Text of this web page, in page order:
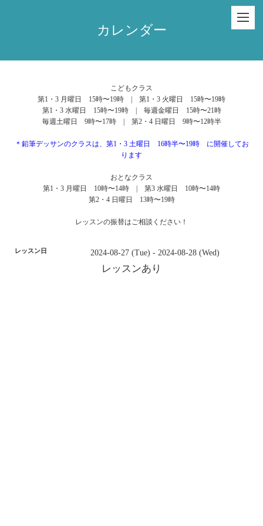
カレンダー
こどもクラス
第1・3 月曜日 15時〜19時 | 第1・3 火曜日 15時〜19時
第1・3 水曜日 15時〜19時 | 毎週金曜日 15時〜21時
毎週土曜日 9時〜17時 | 第2・4 日曜日 9時〜12時半
＊鉛筆デッサンのクラスは、第1・3 土曜日 16時半〜19時 に開催してお
ります
おとなクラス
第1・3 月曜日 10時〜14時 | 第3 水曜日 10時〜14時
第2・4 日曜日 13時〜19時
レッスンの振替はご相談ください！
レッスン日 2024-08-27 (Tue) - 2024-08-28 (Wed)
レッスンあり